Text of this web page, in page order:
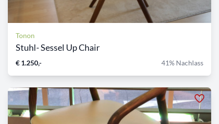
Tonon
Stuhl- Sessel Up Chair
€ 1.250,- 41% Nachlass